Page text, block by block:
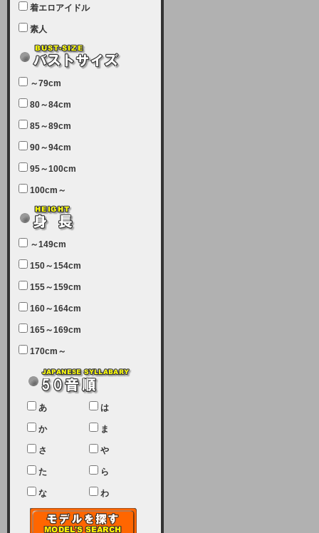
【サーバーメンテナンス完了のお知
本日、サーバーメンテナンスのため
ユーザー様には大変ご迷惑をおかけ
しました。無事、メンテナンスが完
致します。
2025-06-11 (水)
【サーバーメンテナンス実施につい
7月5日（土曜日）午前7：00から午
テナンスを実施します。ユーザー様
にはご迷惑をおかけしますがご理解
いただけます様、宜しくお願い致し
【クレジットカード決済について
②】
現在、クレジットカード決済はJCB
のみになっております。大変ご迷惑
キャシュでの決済は可能ですので、
宜しくお願い致します。
2024-02-23 (金)
【クレジットカード決済について】
只今、クレジットカード会社の都合
により決済ができない状況です。
ユーザー様には、大変ご迷惑をおか
けいたしまして申し訳ございませ
ん。
2023-08-31 (木)
着エロアイドル
素人
～79cm
80～84cm
85～89cm
90～94cm
95～100cm
100cm～
～149cm
150～154cm
155～159cm
160～164cm
165～169cm
170cm～
あ は
か ま
さ や
た ら
な わ